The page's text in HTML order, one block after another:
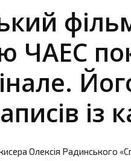
ЧАЕС
із
Олексія Радинського